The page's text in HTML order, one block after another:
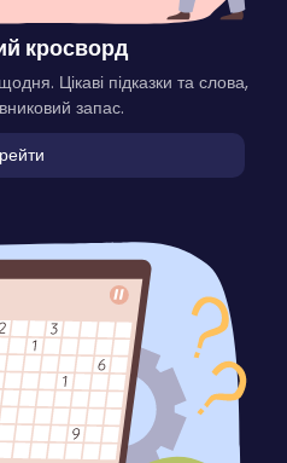
кросворд
Цікаві підказки та слова,
запас.